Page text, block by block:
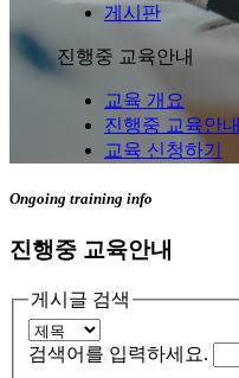
게시판
진행중 교육안내
교육 개요
진행중 교육안내
교육 신청하기
Ongoing training info
진행중 교육안내
게시글 검색
검색어를 입력하세요.